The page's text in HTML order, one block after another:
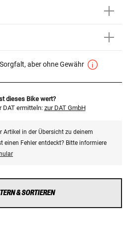
aber ohne Gewähr
dieses Bike wert?
DAT ermitteln: zur DAT GmbH
Artikel in der Übersicht zu deinem
einen Fehler entdeckt? Bitte informiere
& SORTIEREN